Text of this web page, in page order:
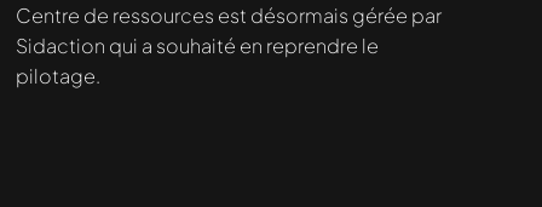
Centre de ressources est désormais gérée par
Sidaction qui a souhaité en reprendre le
pilotage.